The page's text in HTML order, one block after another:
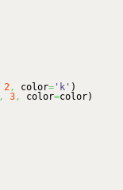
2, color= 'k' )
, 3, color=color)